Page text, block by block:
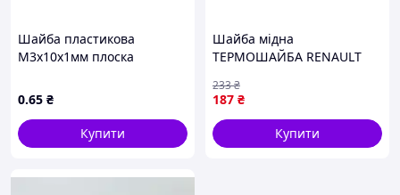
Шайба пластикова
М3х10х1мм плоска
0.65 ₴
Купити
Шайба мідна
ТЕРМОШАЙБА RENAULT
7.3X14.9X3 DIN7603 / CU A
КРАТНІСТЬ 4 ELRING
(331.680)
187 ₴
233₴
Купити